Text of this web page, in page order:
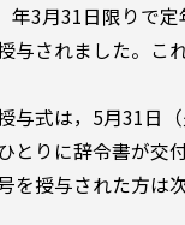
年3月31日限りで
与されました。こ
与式は，5月31日
とりに辞令書が交
を授与された方は